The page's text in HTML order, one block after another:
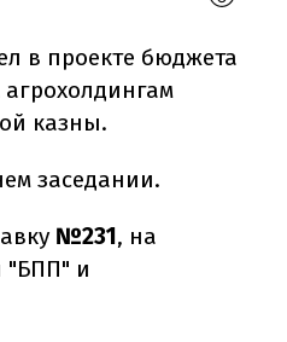
в проекте бюджета
казны.
заседании.
№231, на
"БПП" и